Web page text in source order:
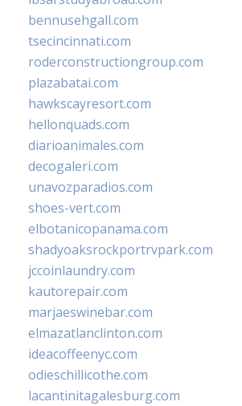
bennusehgall.com
tsecincinnati.com
roderconstructiongroup.com
plazabatai.com
hawkscayresort.com
hellonquads.com
diarioanimales.com
decogaleri.com
unavozparadios.com
shoes-vert.com
elbotanicopanama.com
shadyoaksrockportrvpark.com
jccoinlaundry.com
kautorepair.com
marjaeswinebar.com
elmazatlanclinton.com
ideacoffeenyc.com
odieschillicothe.com
lacantinitagalesburg.com